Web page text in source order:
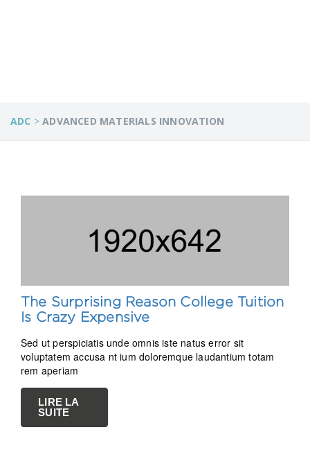
ADC >ADVANCED MATERIALS INNOVATION
The Surprising Reason College Tuition
Is Crazy Expensive
Sed ut perspiciatis unde omnis iste natus error sit
voluptatem accusa nt ium doloremque laudantium totam
rem aperiam
LIRE LA
SUITE